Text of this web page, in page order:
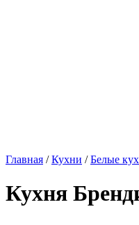
Главная /Кухни /Белые
Кухня